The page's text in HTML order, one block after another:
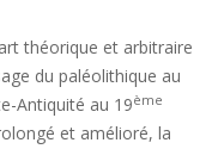
théorique et arbitraire
du paléolithique au
Antiquité au 19ème
et amélioré, la